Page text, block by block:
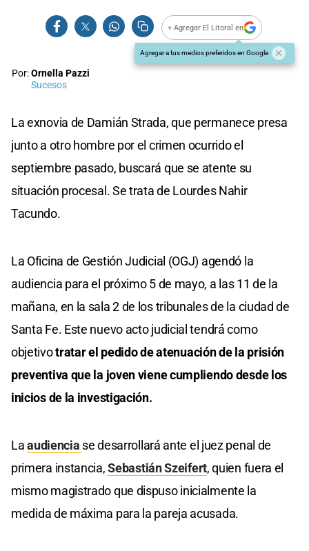
+ Agregar El Litoral en
Agregar a tus medios preferidos en Google
Por:Ornella Pazzi
Sucesos
La exnovia de Damián Strada, que permanece presa
junto a otro hombre por el crimen ocurrido el
septiembre pasado, buscará que se atente su
situación procesal. Se trata de Lourdes Nahir
Tacundo.
La Oficina de Gestión Judicial (OGJ) agendó la
audiencia para el próximo 5 de mayo, a las 11 de la
mañana, en la sala 2 de los tribunales de la ciudad de
Santa Fe. Este nuevo acto judicial tendrá como
objetivotratar el pedido de atenuación de la prisión
preventiva que la joven viene cumpliendo desde los
inicios de la investigación.
Laaudiencia se desarrollará ante el juez penal de
primera instancia,Sebastián Szeifert, quien fuera el
mismo magistrado que dispuso inicialmente la
medida de máxima para la pareja acusada.